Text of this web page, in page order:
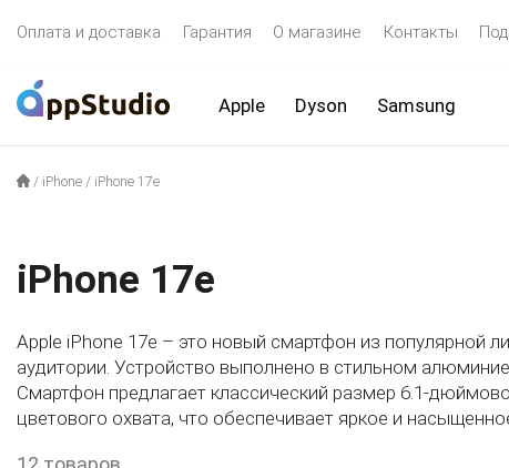
Оплата и доставка Гарантия О магазине Контакты
Apple Dyson Samsung
/ iPhone / iPhone 17e
iPhone 17e
Apple iPhone 17e – это новый смартфон из популярной
аудитории. Устройство выполнено в стильном
Смартфон предлагает классический размер 6.1-
цветового охвата, что обеспечивает яркое и